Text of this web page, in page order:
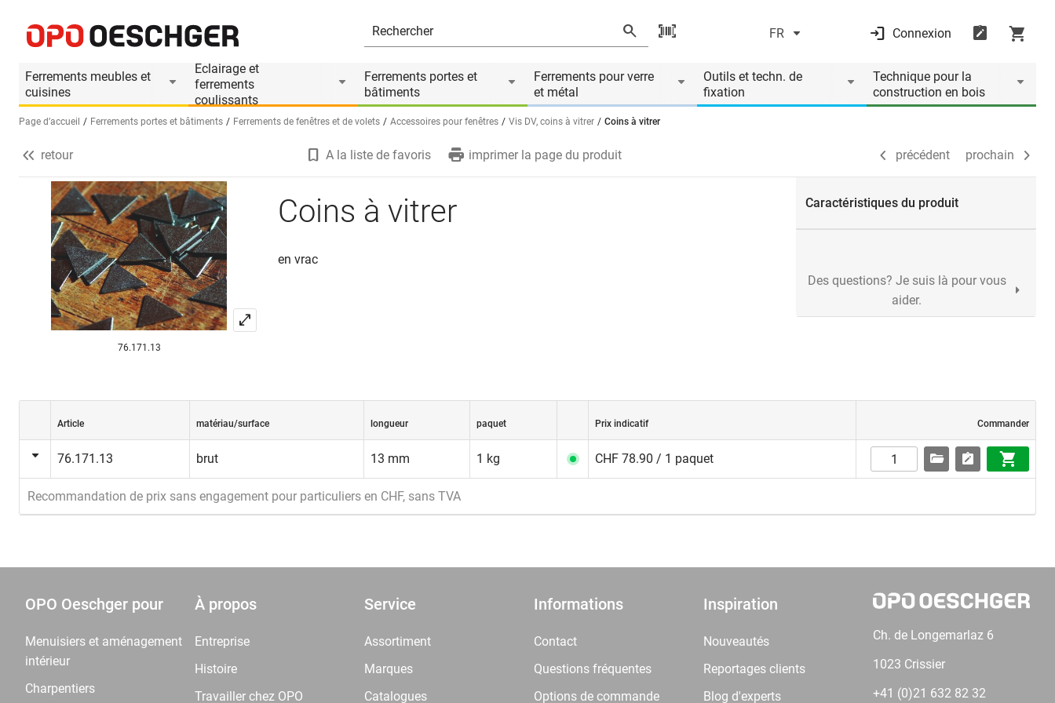
FR Connexion
Ferrements meubles et
cuisines
Eclairage et
ferrements
coulissants
Ferrements portes et
bâtiments
Ferrements pour verre
et métal
Outils et techn. de
fixation
Technique pour la
construction en bois
Sélectionnez une langue (FR)
Page d’accueil Ferrements portes et bâtiments Ferrements de fenêtres et de volets Accessoires pour fenêtres Vis DV, coins à vitrer Coins à vitrer
Informations produit
précédent prochain
retour A la liste de favoris imprimer la page du produit précédent prochain
76.171.13
Coins à vitrer
en vrac
Caractéristiques du produit
Des questions? Je suis là pour vous
aider.
Article matériau/surface longueur paquet Prix indicatif Commander
76.171.13 brut 13 mm 1 kg CHF 78.90 / 1 paquet
Recommandation de prix sans engagement pour particuliers en CHF, sans TVA
OPO Oeschger pour
Menuisiers et aménagement
intérieur
Charpentiers
À propos
Entreprise
Histoire
Travailler chez OPO
Service
Assortiment
Marques
Catalogues
Informations
Contact
Questions fréquentes
Options de commande
Inspiration
Nouveautés
Reportages clients
Blog d'experts
Ch. de Longemarlaz 6
1023 Crissier
+41 (0)21 632 82 32